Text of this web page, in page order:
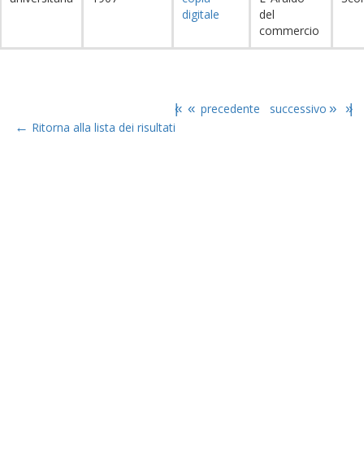
digitale
del
commercio
|« « precedente successivo » »|
← Ritorna alla lista dei risultati